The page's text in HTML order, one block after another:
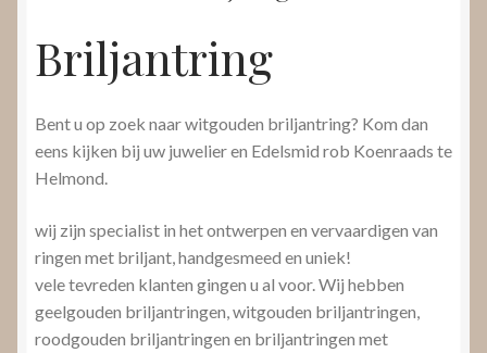
Briljantring
Bent u op zoek naar witgouden briljantring? Kom dan
eens kijken bij uw juwelier en Edelsmid rob Koenraads te
Helmond.
wij zijn specialist in het ontwerpen en vervaardigen van
ringen met briljant, handgesmeed en uniek!
vele tevreden klanten gingen u al voor. Wij hebben
geelgouden briljantringen, witgouden briljantringen,
roodgouden briljantringen en briljantringen met